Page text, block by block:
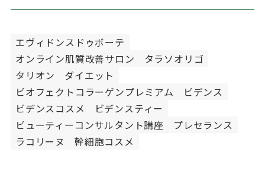
エヴィドンスドゥボーテ
オンライン肌質改善サロン
タラソオリゴ
タリオン
ダイエット
ビオフェクトコラーゲンプレミアム
ビデンス
ビデンスコスメ
ビデンスティー
ビューティーコンサルタント講座
プレセランス
ラコリーヌ
幹細胞コスメ